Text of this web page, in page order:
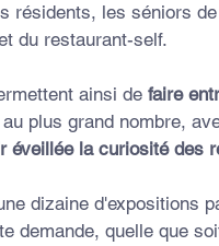
résidents, les séniors
du restaurant-self.
ainsi de faire
plus grand nombre,
éveillée la curiosité des
dizaine d'expositions
demande, quelle que